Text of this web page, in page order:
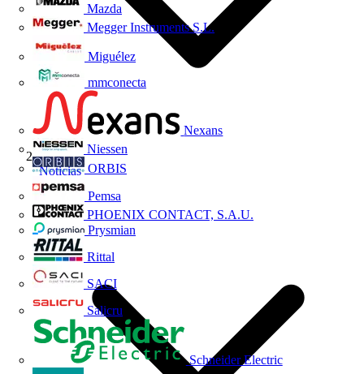
Mazda
Megger Instruments S.L.
Miguélez
mmconecta
Nexans
Niessen
ORBIS
Pemsa
PHOENIX CONTACT, S.A.U.
Prysmian
Rittal
SACI
Salicru
Schneider Electric
Noticias